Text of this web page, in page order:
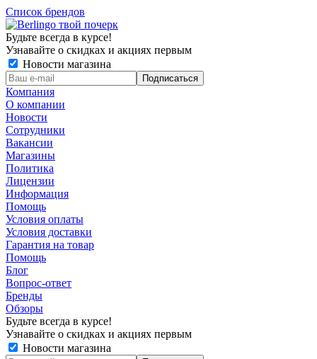
Список брендов
Будьте всегда в курсе!
Узнавайте о скидках и акциях первым
Новости магазина
Компания
О компании
Новости
Сотрудники
Вакансии
Магазины
Политика
Лицензии
Информация
Помощь
Условия оплаты
Условия доставки
Гарантия на товар
Помощь
Блог
Вопрос-ответ
Бренды
Обзоры
Будьте всегда в курсе!
Узнавайте о скидках и акциях первым
Новости магазина